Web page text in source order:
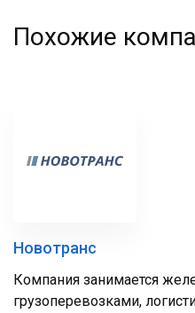
Похожие
Новотранс
Компания занимается
грузоперевозками,